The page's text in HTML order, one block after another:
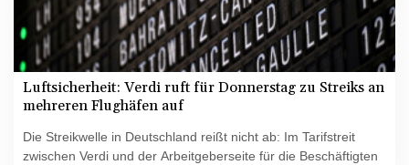
Luftsicherheit: Verdi ruft für Donnerstag zu Streiks an
mehreren Flughäfen auf
Die Streikwelle in Deutschland reißt nicht ab: Im Tarifstreit
zwischen Verdi und der Arbeitgeberseite für die Beschäftigten